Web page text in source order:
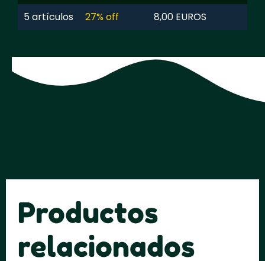
5 artículos
27% off 8,00 EUROS
Productos
relacionados